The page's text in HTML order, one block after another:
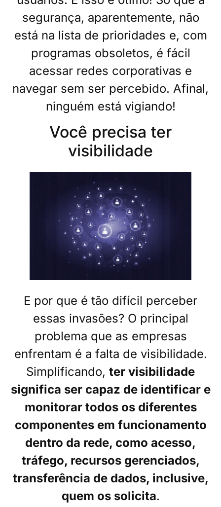
segurança, aparentemente, não
está na lista de prioridades e, com
programas obsoletos, é fácil
acessar redes corporativas e
navegar sem ser percebido. Afinal,
ninguém está vigiando!
Você precisa ter
visibilidade
E por que é tão difícil perceber
essas invasões? O principal
problema que as empresas
enfrentam é a falta de visibilidade.
Simplificando, ter visibilidade
significa ser capaz de identificar e
monitorar todos os diferentes
componentes em funcionamento
dentro da rede, como acesso,
tráfego, recursos gerenciados,
transferência de dados, inclusive,
quem os solicita.